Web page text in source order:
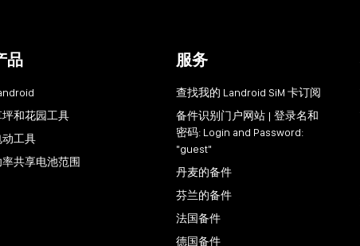
品
坪和花园工具
动工具
率共享电池范围
服务
查找我的 Landroid SiM 卡订阅
备件识别门户网站 | 登录名和
密码: Login and Password:
"guest"
丹麦的备件
芬兰的备件
法国备件
德国备件